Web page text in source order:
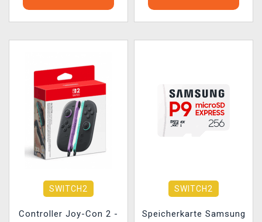
SWITCH2
Controller Joy-Con 2 -
SWITCH2
Speicherkarte Samsung